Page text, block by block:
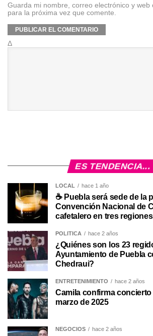
Guarda mi nombre, correo electrónico y web
para la próxima vez que comente.
Δ
ES TENDENCIA...
LOCAL hace 1 año
☕ Puebla será sede de la
Convención Nacional de
cafetalero en tres regiones
POLÍTICA hace 2 años
¿Quiénes son los 23
Ayuntamiento de Puebla
Chedraui?
ENTRETENIMIENTO hace 2 años
Camila confirma
marzo de 2025
NEGOCIOS hace 2 años